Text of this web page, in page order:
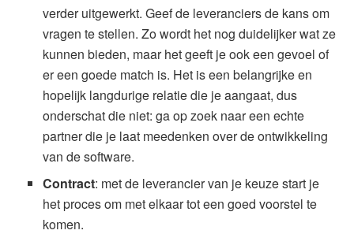
verder uitgewerkt. Geef de leveranciers de kans om
vragen te stellen. Zo wordt het nog duidelijker wat ze
kunnen bieden, maar het geeft je ook een gevoel of
er een goede match is. Het is een belangrijke en
hopelijk langdurige relatie die je aangaat, dus
onderschat die niet: ga op zoek naar een echte
partner die je laat meedenken over de ontwikkeling
van de software.
Contract: met de leverancier van je keuze start je
het proces om met elkaar tot een goed voorstel te
komen.